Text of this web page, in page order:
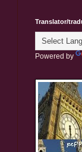
Translator/
Powered by